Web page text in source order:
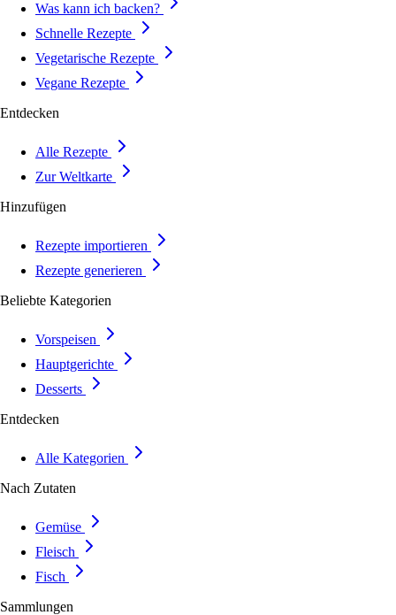
Was kann ich backen?
Schnelle Rezepte
Vegetarische Rezepte
Vegane Rezepte
Entdecken
Alle Rezepte
Zur Weltkarte
Hinzufügen
Rezepte importieren
Rezepte generieren
Beliebte Kategorien
Vorspeisen
Hauptgerichte
Desserts
Entdecken
Alle Kategorien
Nach Zutaten
Gemüse
Fleisch
Fisch
Sammlungen